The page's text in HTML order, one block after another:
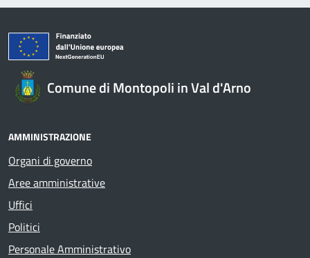
Comune di Montopoli in Val d'Arno
AMMINISTRAZIONE
Organi di governo
Aree amministrative
Uffici
Politici
Personale Amministrativo